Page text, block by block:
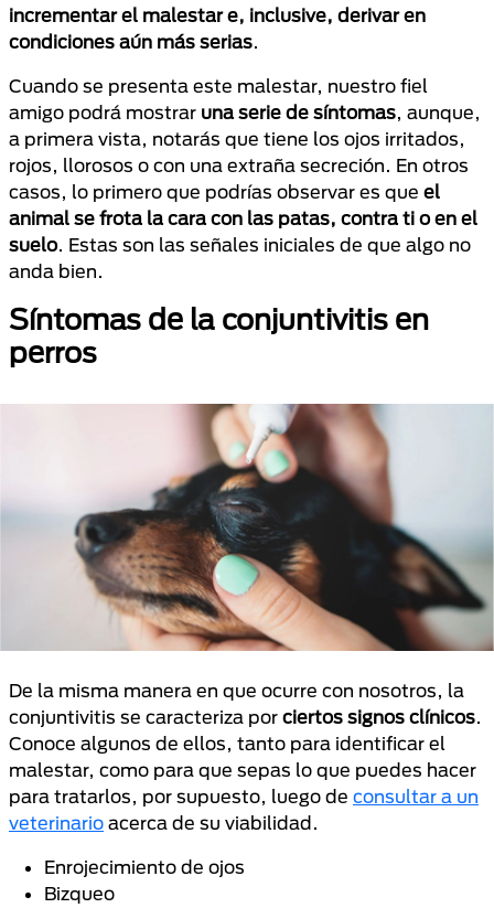
incrementar el malestar e, inclusive, derivar en
condiciones aún más serias.
Cuando se presenta este malestar, nuestro fiel
amigo podrá mostrar una serie de síntomas, aunque,
a primera vista, notarás que tiene los ojos irritados,
rojos, llorosos o con una extraña secreción. En otros
casos, lo primero que podrías observar es que el
animal se frota la cara con las patas, contra ti o en el
suelo. Estas son las señales iniciales de que algo no
anda bien.
Síntomas de la conjuntivitis en
perros
De la misma manera en que ocurre con nosotros, la
conjuntivitis se caracteriza por ciertos signos clínicos.
Conoce algunos de ellos, tanto para identificar el
malestar, como para que sepas lo que puedes hacer
para tratarlos, por supuesto, luego de consultar a un
veterinario acerca de su viabilidad.
Enrojecimiento de ojos
Bizqueo